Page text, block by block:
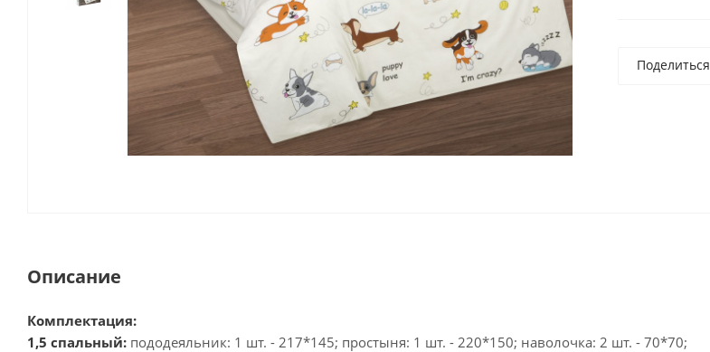
Поделиться
Описание
Комплектация:
1,5 спальный: пододеяльник: 1 шт. - 217*145; простыня: 1 шт. - 220*150; наволочка: 2 шт. - 70*70;